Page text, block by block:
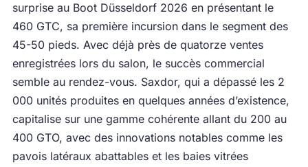
surprise au Boot Düsseldorf 2026 en présentant le
460 GTC, sa première incursion dans le segment des
45-50 pieds. Avec déjà près de quatorze ventes
enregistrées lors du salon, le succès commercial
semble au rendez-vous. Saxdor, qui a dépassé les 2
000 unités produites en quelques années d’existence,
capitalise sur une gamme cohérente allant du 200 au
400 GTO, avec des innovations notables comme les
pavois latéraux abattables et les baies vitrées